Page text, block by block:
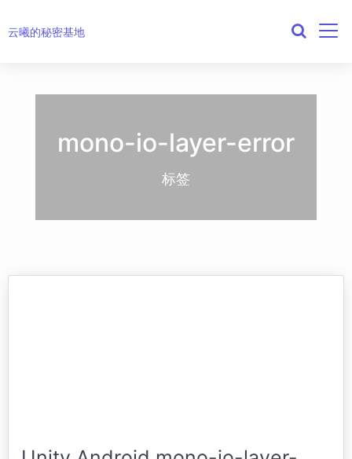
云曦的秘密基地
mono-io-layer-error
标签